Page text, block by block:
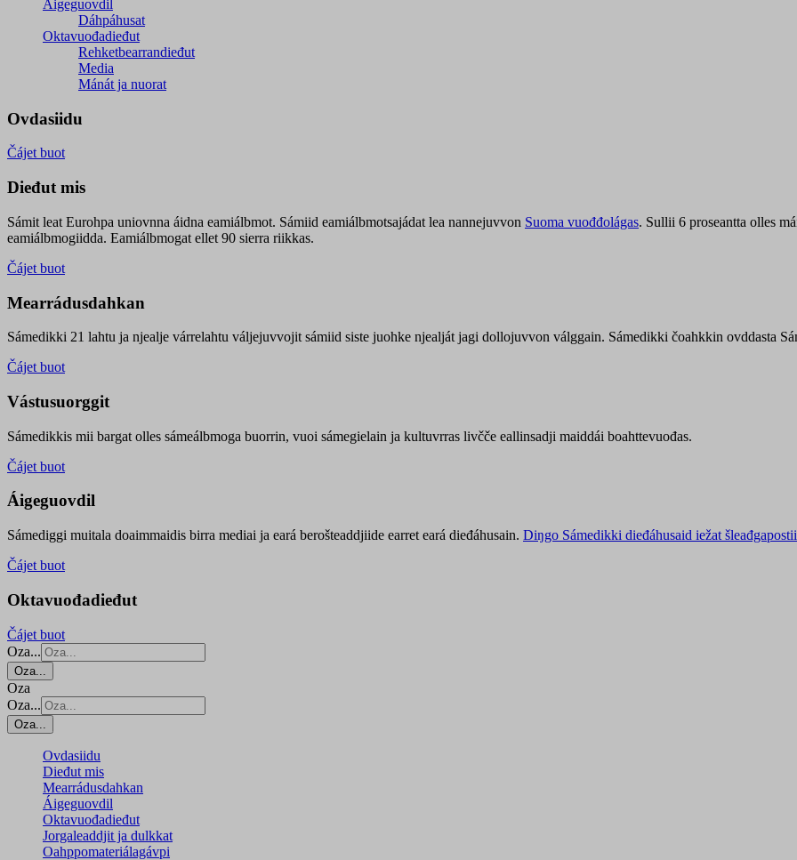
Áigeguovdil
Dáhpáhusat
Oktavuođadieđut
Rehketbearrandieđut
Media
Mánát ja nuorat
Ovdasiidu
Čájet buot
Dieđut mis
Sámit leat Eurohpa uniovnna áidna eamiálbmot. Sámiid eamiálbmotsajádat lea nannejuvvon Suoma vuođđolágas. Sullii 6 proseantta olles
eamiálbmogiidda. Eamiálbmogat ellet 90 sierra riikkas.
Čájet buot
Mearrádusdahkan
Sámedikki 21 lahtu ja njealje várrelahtu váljejuvvojit sámiid siste juohke njealját jagi dollojuvvon válggain. Sámedikki čoahkkin ovddasta
Čájet buot
Vástusuorggit
Sámedikkis mii bargat olles sámeálbmoga buorrin, vuoi sámegielain ja kultuvrras livčče eallinsadji maiddái boahttevuođas.
Čájet buot
Áigeguovdil
Sámediggi muitala doaimmaidis birra mediai ja eará berošteaddjiide earret eará dieđáhusain. Diŋgo Sámedikki dieđáhusaid iežat šleađgapostii
Čájet buot
Oktavuođadieđut
Čájet buot
Oza...
Oza...
Oza
Oza...
Oza...
Ovdasiidu
Dieđut mis
Mearrádusdahkan
Áigeguovdil
Oktavuođadieđut
Jorgaleaddjit ja dulkkat
Oahppomateriálagávpi